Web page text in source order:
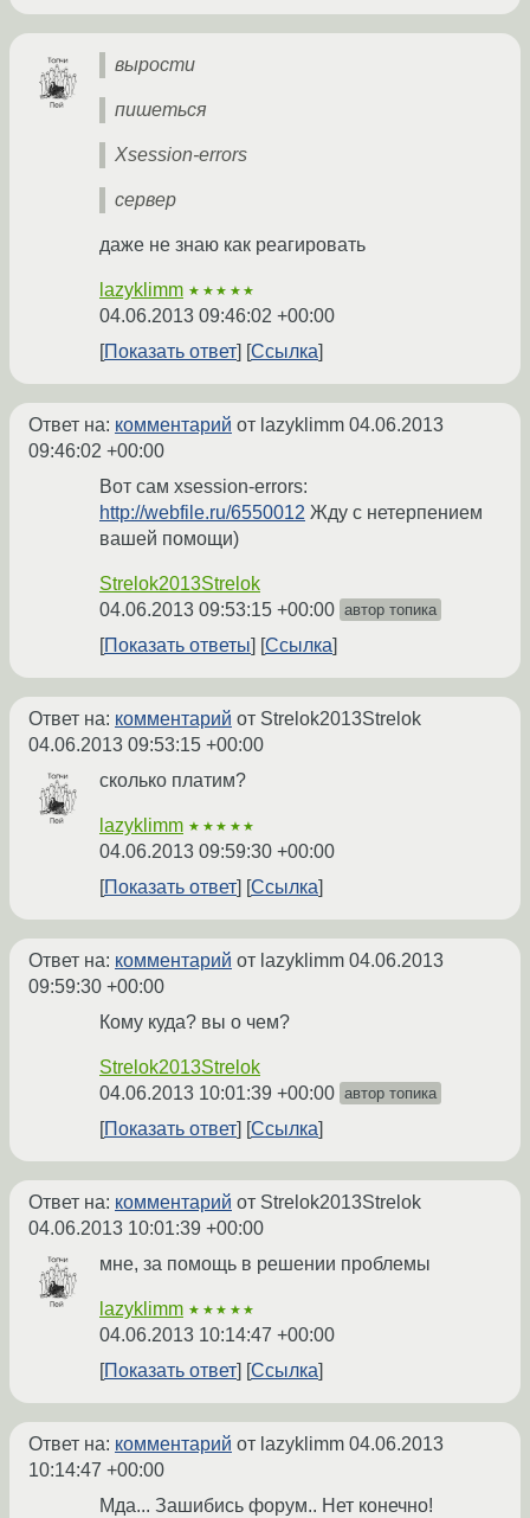
вырости
пишеться
Xsession-errors
сервер
даже не знаю как реагировать
lazyklimm ★★★★★
04.06.2013 09:46:02 +00:00
Показать ответ
Ссылка
Ответ на: комментарий от lazyklimm 04.06.2013
09:46:02 +00:00
Вот сам xsession-errors:
http://webfile.ru/6550012 Жду с нетерпением
вашей помощи)
Strelok2013Strelok
04.06.2013 09:53:15 +00:00 автор топика
Показать ответы Ссылка
Ответ на: комментарий от Strelok2013Strelok
04.06.2013 09:53:15 +00:00
сколько платим?
lazyklimm ★★★★★
04.06.2013 09:59:30 +00:00
Показать ответ
Ссылка
Ответ на: комментарий от lazyklimm 04.06.2013
09:59:30 +00:00
Кому куда? вы о чем?
Strelok2013Strelok
04.06.2013 10:01:39 +00:00 автор топика
Показать ответ Ссылка
Ответ на: комментарий от Strelok2013Strelok
04.06.2013 10:01:39 +00:00
мне, за помощь в решении проблемы
lazyklimm ★★★★★
04.06.2013 10:14:47 +00:00
Показать ответ
Ссылка
Ответ на: комментарий от lazyklimm 04.06.2013
10:14:47 +00:00
Мда... Зашибись форум.. Нет конечно!